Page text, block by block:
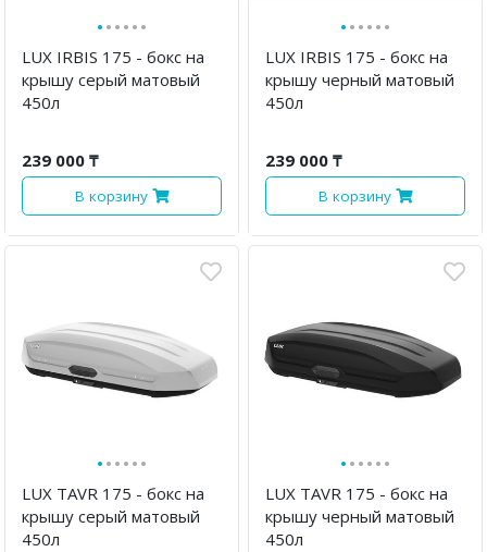
······
LUX IRBIS 175 - бокс на
крышу серый матовый
450л
239 000 ₸
В корзину
······
LUX IRBIS 175 - бокс на
крышу черный матовый
450л
239 000 ₸
В корзину
······
LUX TAVR 175 - бокс на
крышу серый матовый
450л
······
LUX TAVR 175 - бокс на
крышу черный матовый
450л